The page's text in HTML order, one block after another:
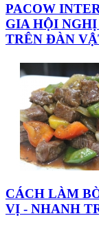
PACOW
GIA HỘI
TRÊN ĐÀN
CÁCH LÀM
VỊ - NHANH